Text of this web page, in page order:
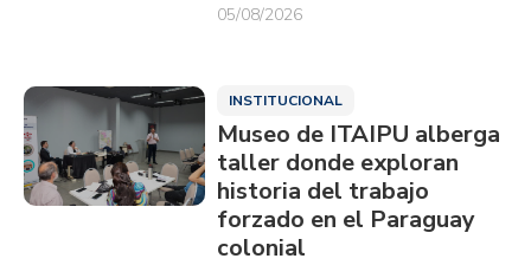
05/08/2026
INSTITUCIONAL
Museo de ITAIPU alberga
taller donde exploran
historia del trabajo
forzado en el Paraguay
colonial